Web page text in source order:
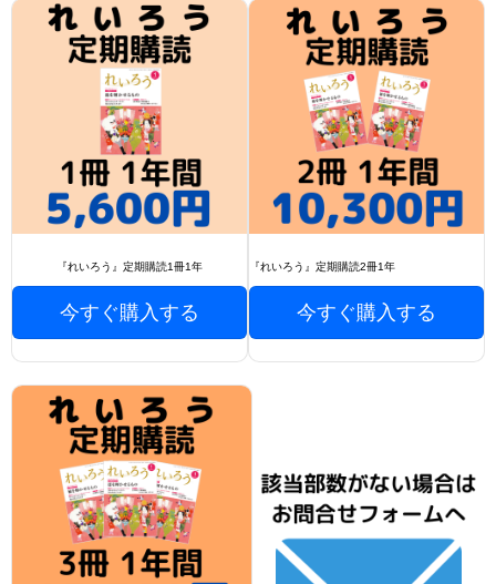
『れいろう』定期購読1冊1年
今すぐ購入する
『れいろう』定期購読2冊1年
今すぐ購入する